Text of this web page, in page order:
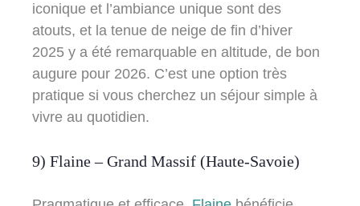
iconique et l’ambiance unique sont des
atouts, et la tenue de neige de fin d’hiver
2025 y a été remarquable en altitude, de bon
augure pour 2026. C’est une option très
pratique si vous cherchez un séjour simple à
vivre au quotidien.
9) Flaine – Grand Massif (Haute-Savoie)